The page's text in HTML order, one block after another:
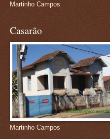
Martinho Campos
Casarão
Martinho Campos